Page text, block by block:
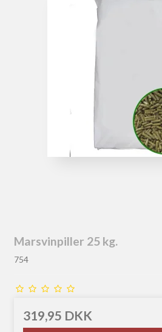
Marsvinpiller 25 kg.
754
319,95 DKK